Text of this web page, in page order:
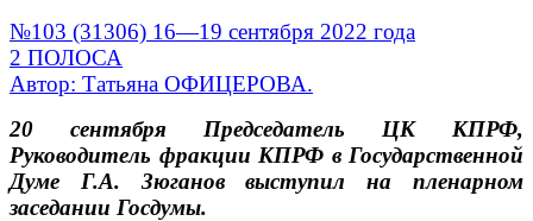
№103 (31306) 16—19 сентября 2022 года
2 ПОЛОСА
Автор: Татьяна ОФИЦЕРОВА.
20 сентября Председатель ЦК КПРФ,
Руководитель фракции КПРФ в Государственной
Думе Г.А. Зюганов выступил на пленарном
заседании Госдумы.